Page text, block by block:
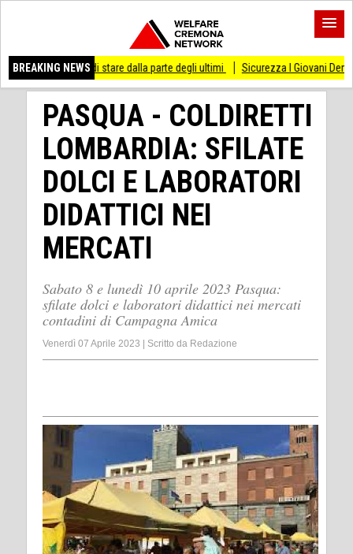
BREAKING NEWS
di stare dalla parte degli ultimi Sicurezza I Giovani Democratici
PASQUA - COLDIRETTI
LOMBARDIA: SFILATE
DOLCI E LABORATORI
DIDATTICI NEI
MERCATI
Sabato 8 e lunedì 10 aprile 2023 Pasqua:
sfilate dolci e laboratori didattici nei mercati
contadini di Campagna Amica
Venerdì 07 Aprile 2023 Scritto da Redazione